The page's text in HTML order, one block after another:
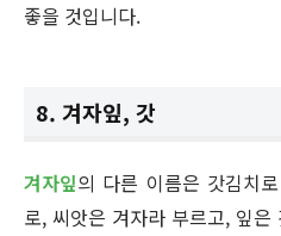
좋을 것입니다.
8. 겨자잎, 갓
겨자잎의 다른 이름은 갓김치
로, 씨앗은 겨자라 부르고, 잎